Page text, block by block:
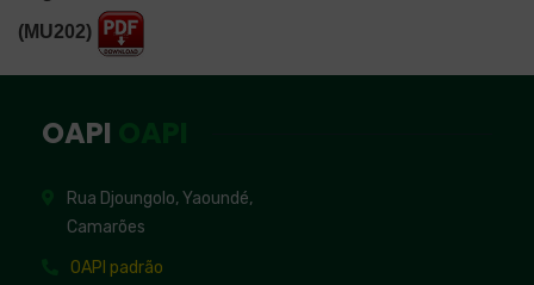
(MU202)
OAPI
Rua Djoungolo, Yaoundé,
Camarões
OAPI padrão